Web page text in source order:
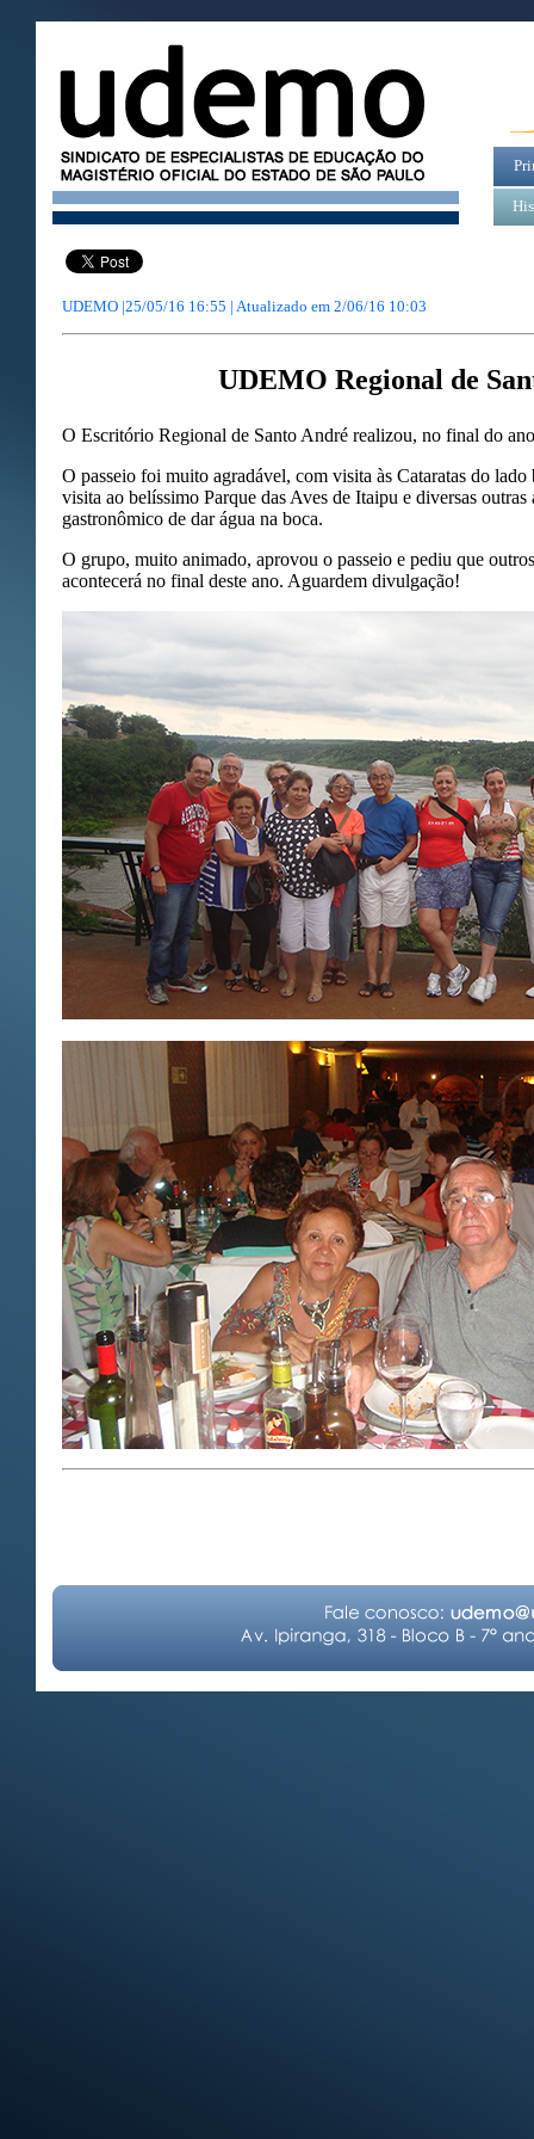
UDEMO |25/05/16 16:55 | Atualizado em 2/06/16 10:03
UDEMO Regional de
O Escritório Regional de Santo André realizou, no final do
O passeio foi muito agradável, com visita às Cataratas do
visita ao belíssimo Parque das Aves de Itaipu e diversas
gastronômico de dar água na boca.
O grupo, muito animado, aprovou o passeio e pediu que
acontecerá no final deste ano. Aguardem divulgação!